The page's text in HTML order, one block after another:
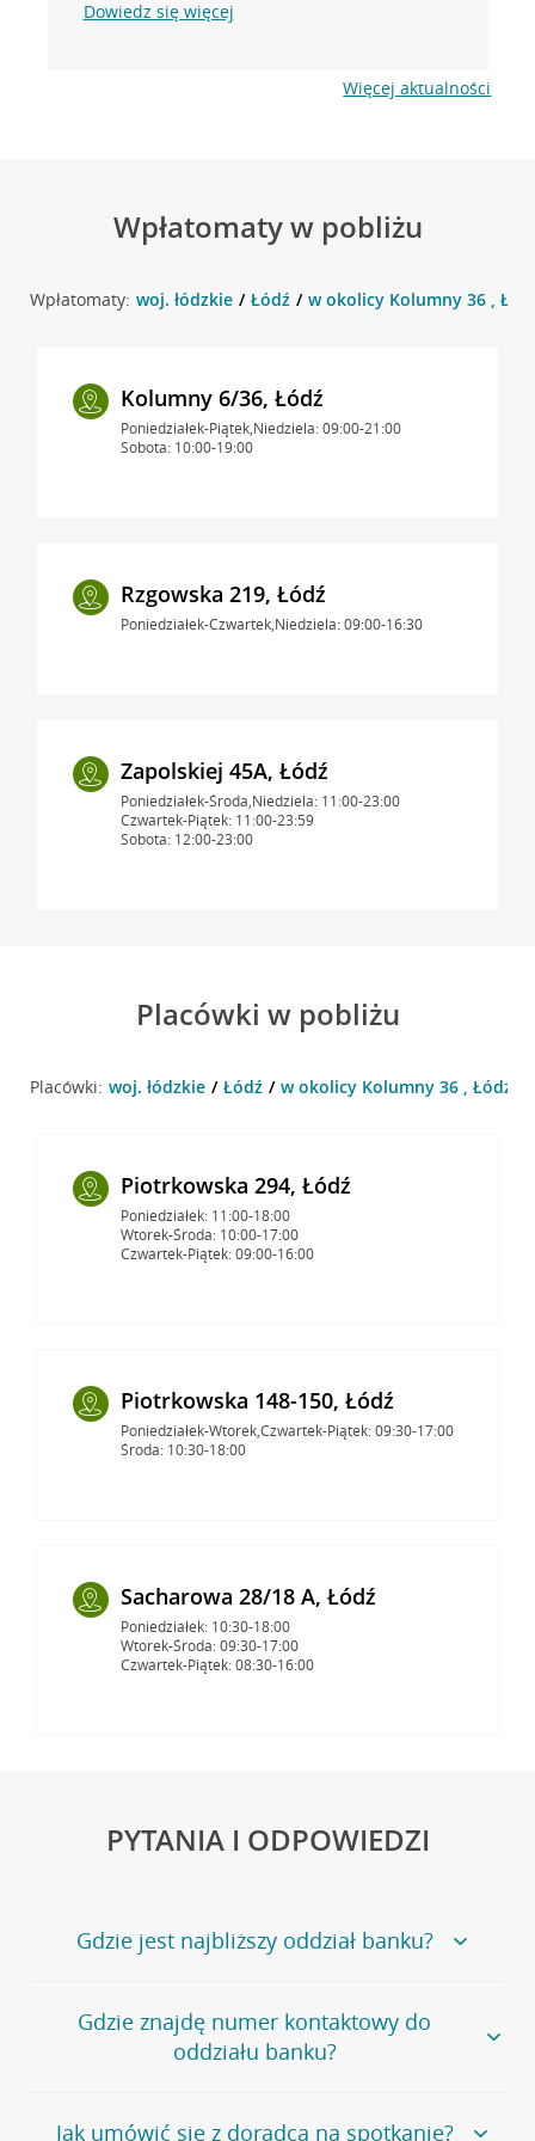
Dowiedz się więcej
Więcej aktualności
Wpłatomaty w pobliżu
Wpłatomaty: woj. łódzkie Łódź w okolicy Kolumny 36 ,
Kolumny 6/36, Łódź
Poniedziałek-Piątek,Niedziela: 09:00-21:00
Sobota: 10:00-19:00
Rzgowska 219, Łódź
Poniedziałek-Czwartek,Niedziela: 09:00-16:30
Zapolskiej 45A, Łódź
Poniedziałek-Środa,Niedziela: 11:00-23:00
Czwartek-Piątek: 11:00-23:59
Sobota: 12:00-23:00
Placówki w pobliżu
Placówki: woj. łódzkie Łódź w okolicy Kolumny 36 , Łódź
Piotrkowska 294, Łódź
Poniedziałek: 11:00-18:00
Wtorek-Środa: 10:00-17:00
Czwartek-Piątek: 09:00-16:00
Piotrkowska 148-150, Łódź
Poniedziałek-Wtorek,Czwartek-Piątek: 09:30-17:00
Środa: 10:30-18:00
Sacharowa 28/18 A, Łódź
Poniedziałek: 10:30-18:00
Wtorek-Środa: 09:30-17:00
Czwartek-Piątek: 08:30-16:00
PYTANIA I ODPOWIEDZI
Gdzie jest najbliższy oddział banku?
Jeśli szukasz oddziału naszego banku, zapraszamy na
stronęPlacówki i bankomaty, na której znajduje się
wygodna wyszukiwarka.
oddziałów
Gdzie znajdę numer kontaktowy do
oddziału banku?
Bank Credit Agricole nie udostępnia ogólnego numeru
Jak umówić się z doradcą na spotkanie?